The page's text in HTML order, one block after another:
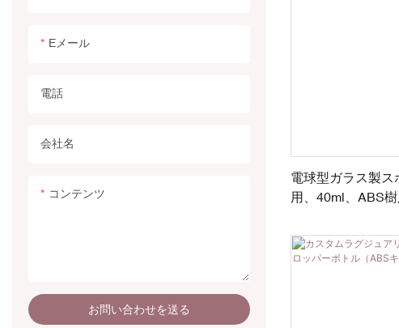
Eメール
電話
会社名
コンテンツ
お問い合わせを送る
電球型ガラス製ス
用、40ml、ABS